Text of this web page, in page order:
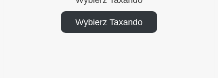
Wybierz Taxando